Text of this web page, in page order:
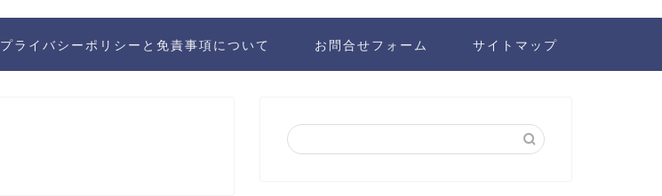
プライバシーポリシーと免責事項について お問合せフォーム サイトマップ